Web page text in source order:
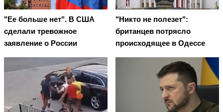
"Ее больше нет". В США
сделали тревожное
заявление о России
"Никто не полезет":
британцев потрясло
происходящее в Одессе